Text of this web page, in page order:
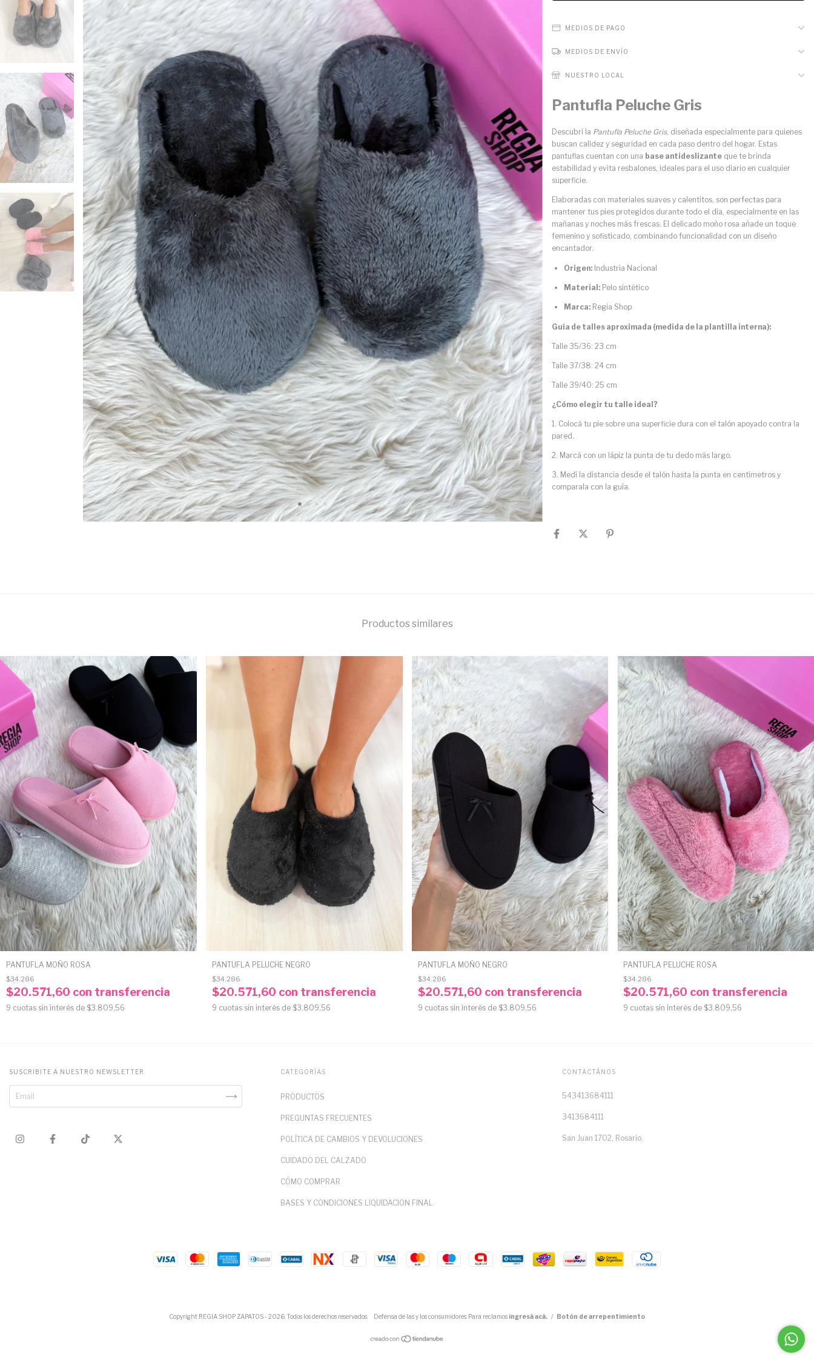
MEDIOS DE PAGO
MEDIOS DE ENVÍO
NUESTRO LOCAL
Pantufla Peluche Gris
Descubrí la Pantufla Peluche Gris, diseñada especialmente para quienes
buscan calidez y seguridad en cada paso dentro del hogar. Estas
pantuflas cuentan con una base antideslizante que te brinda
estabilidad y evita resbalones, ideales para el uso diario en cualquier
superficie.
Elaboradas con materiales suaves y calentitos, son perfectas para
mantener tus pies protegidos durante todo el día, especialmente en las
mañanas y noches más frescas. El delicado moño rosa añade un toque
femenino y sofisticado, combinando funcionalidad con un diseño
encantador.
Origen: Industria Nacional
Material: Pelo sintético
Marca: Regia Shop
Guía de talles aproximada (medida de la plantilla interna):
Talle 35/36: 23 cm
Talle 37/38: 24 cm
Talle 39/40: 25 cm
¿Cómo elegir tu talle ideal?
1. Colocá tu pie sobre una superficie dura con el talón apoyado contra la
pared.
2. Marcá con un lápiz la punta de tu dedo más largo.
3. Medí la distancia desde el talón hasta la punta en centímetros y
comparala con la guía.
Productos similares
PANTUFLA MOÑO ROSA
$34.286
$20.571,60 con transferencia
9 cuotas sin interés de $3.809,56
PANTUFLA PELUCHE NEGRO
$34.286
$20.571,60 con transferencia
9 cuotas sin interés de $3.809,56
PANTUFLA MOÑO NEGRO
$34.286
$20.571,60 con transferencia
9 cuotas sin interés de $3.809,56
PANTUFLA PELUCHE ROSA
$34.286
$20.571,60 con transferencia
9 cuotas sin interés de $3.809,56
SUSCRIBITE A NUESTRO NEWSLETTER CATEGORÍAS
PRODUCTOS
PREGUNTAS FRECUENTES
POLÍTICA DE CAMBIOS Y DEVOLUCIONES
CUIDADO DEL CALZADO
CÓMO COMPRAR
BASES Y CONDICIONES LIQUIDACION FINAL
CONTACTÁNOS
543413684111
3413684111
San Juan 1702, Rosario.
Copyright REGIA SHOP ZAPATOS - 2026. Todos los derechos reservados. Defensa de las y los consumidores. Para reclamos ingresá acá. / Botón de arrepentimiento